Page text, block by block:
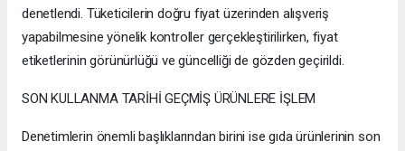
denetlendi. Tüketicilerin doğru fiyat üzerinden alışveriş
yapabilmesine yönelik kontroller gerçekleştirilirken, fiyat
etiketlerinin görünürlüğü ve güncelliği de gözden geçirildi.
SON KULLANMA TARİHİ GEÇMİŞ ÜRÜNLERE İŞLEM
Denetimlerin önemli başlıklarından birini ise gıda ürünlerinin son